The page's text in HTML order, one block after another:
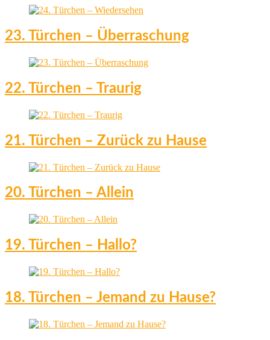
23. Türchen – Überraschung
22. Türchen – Traurig
21. Türchen – Zurück zu Hause
20. Türchen – Allein
19. Türchen – Hallo?
18. Türchen – Jemand zu Hause?